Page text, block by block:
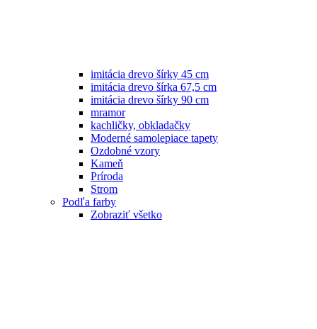
imitácia drevo šírky 45 cm
imitácia drevo šírka 67,5 cm
imitácia drevo šírky 90 cm
mramor
kachličky, obkladačky
Moderné samolepiace tapety
Ozdobné vzory
Kameň
Príroda
Strom
Podľa farby
Zobraziť všetko